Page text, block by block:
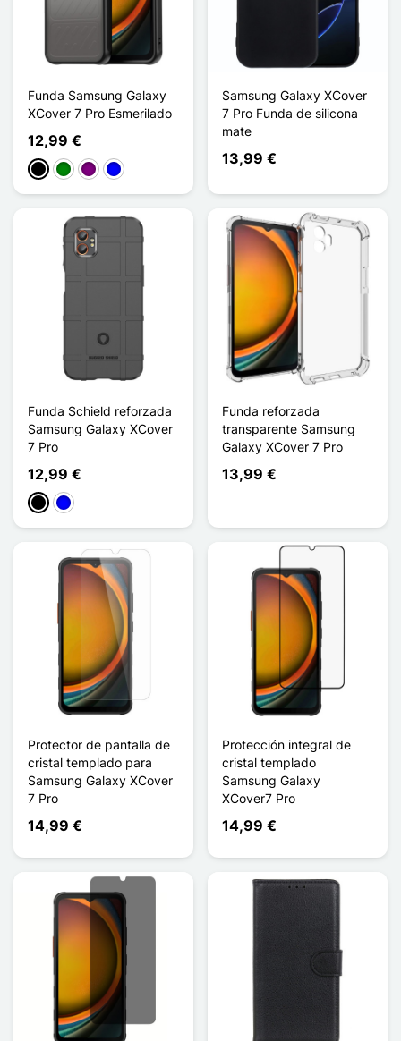
Funda Samsung Galaxy
XCover 7 Pro Esmerilado
12,99 €
NegroVerdePúrpura
Azul
Samsung Galaxy XCover
7 Pro Funda de silicona
mate
13,99 €
Funda Schield reforzada
Samsung Galaxy XCover
7 Pro
12,99 €
NegroAzul
Funda reforzada
transparente Samsung
Galaxy XCover 7 Pro
13,99 €
Protector de pantalla de
cristal templado para
Samsung Galaxy XCover
7 Pro
14,99 €
Protección integral de
cristal templado
Samsung Galaxy
XCover7 Pro
14,99 €